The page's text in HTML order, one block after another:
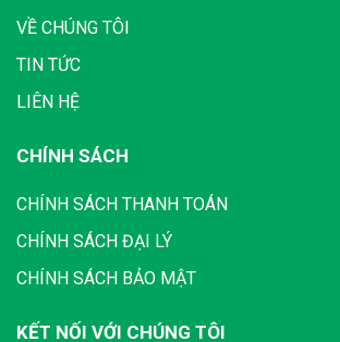
VỀ CHÚNG TÔI
TIN TỨC
LIÊN HỆ
CHÍNH SÁCH
CHÍNH SÁCH THANH TOÁN
CHÍNH SÁCH ĐẠI LÝ
CHÍNH SÁCH BẢO MẬT
KẾT NỐI VỚI CHÚNG TÔI